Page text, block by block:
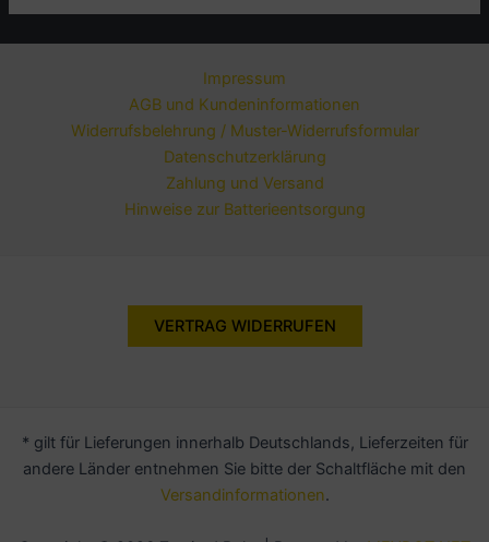
Impressum
AGB und Kundeninformationen
Widerrufsbelehrung / Muster-Widerrufsformular
Datenschutzerklärung
Zahlung und Versand
Hinweise zur Batterieentsorgung
VERTRAG WIDERRUFEN
* gilt für Lieferungen innerhalb Deutschlands, Lieferzeiten für
andere Länder entnehmen Sie bitte der Schaltfläche mit den
Versandinformationen.